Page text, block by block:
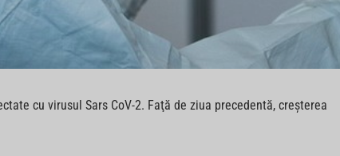
cu virusul Sars CoV-2. Faţă de ziua precedentă, creşterea